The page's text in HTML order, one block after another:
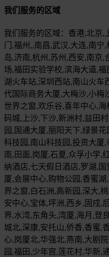
我们服务的区域
我们服务的区域：香港,北京,
门,福州,,南昌,武汉,大连,南宁
岛,济南,杭州,苏州,西安,南京
场,福田实验学校,滨海大道,
湖火车站,深圳西站,南山火车
代国际商务大厦,大梅沙,小梅
世界之窗,欢乐谷,喜年中心,
码城,上沙,下沙,新洲村,益田
园,国通大厦,丽阳天下,绿景
科技园,南山科技园,投资大厦
南,田面,岗厦,石夏,众孚小学,
纳酒店,七天假日酒店,罗湖,
厦,会展中心,购物公园,香蜜
界之窗,白石洲,高新园,深大,
安中心,宝体,坪洲,西乡,固戍,
界,水湾,东角头,湾厦,海月,登
城北,深康,安托山,侨香,香蜜,
心,岗厦北,华强北,燕南,大剧
园,福田,少年宫,莲花村,华新,